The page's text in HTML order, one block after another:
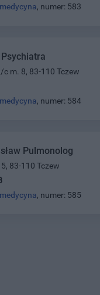
, numer: 583
m. 8, 83-110 Tczew
, numer: 584
Pulmonolog
83-110 Tczew
, numer: 585